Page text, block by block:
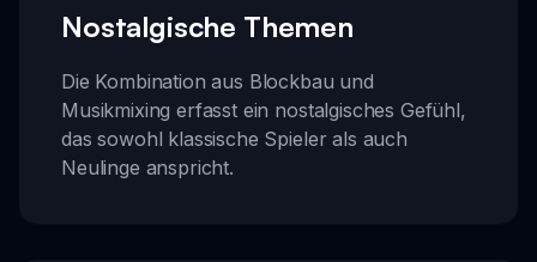
Nostalgische Themen
Die Kombination aus Blockbau und
Musikmixing erfasst ein nostalgisches Gefühl,
das sowohl klassische Spieler als auch
Neulinge anspricht.